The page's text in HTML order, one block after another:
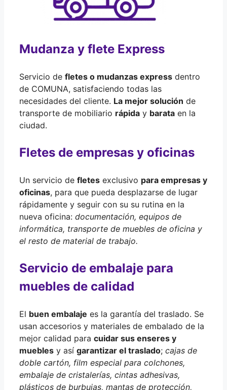
Mudanza y flete Express
Servicio de fletes o mudanzas express dentro
de COMUNA, satisfaciendo todas las
necesidades del cliente. La mejor solución de
transporte de mobiliario rápida y barata en la
ciudad.
Fletes de empresas y oficinas
Un servicio de fletes exclusivo para empresas y
oficinas, para que pueda desplazarse de lugar
rápidamente y seguir con su su rutina en la
nueva oficina: documentación, equipos de
informática, transporte de muebles de oficina y
el resto de material de trabajo.
Servicio de embalaje para
muebles de calidad
El buen embalaje es la garantía del traslado. Se
usan accesorios y materiales de embalado de la
mejor calidad para cuidar sus enseres y
muebles y así garantizar el traslado; cajas de
doble cartón, film especial para colchones,
embalaje de cristalerías, cintas adhesivas,
plásticos de burbujas, mantas de protección,